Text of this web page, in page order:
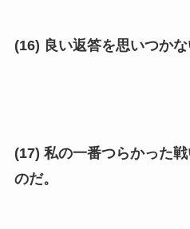
(16) 良い返答を思いつかな
(17) 私の一番つらかった
のだ。